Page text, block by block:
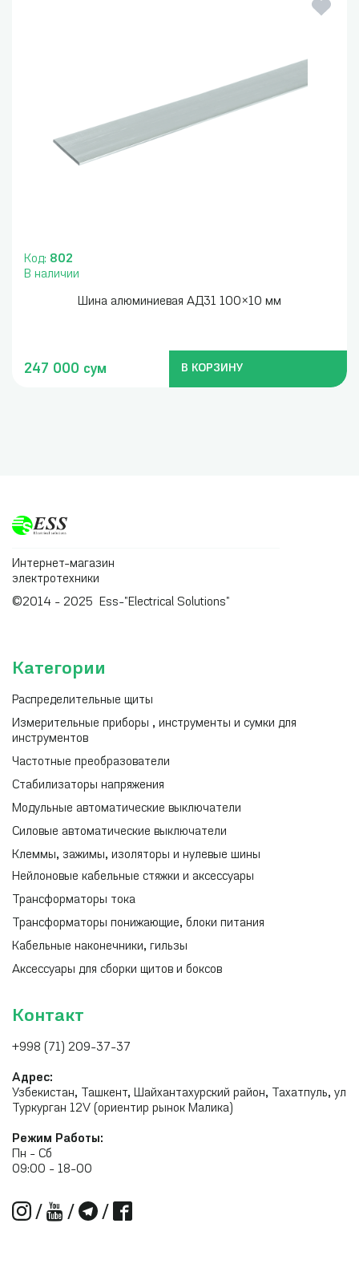
Код: 802
В наличии
Шина алюминиевая АД31 100×10 мм
247 000 сум В КОРЗИНУ
Интернет-магазин
электротехники
©2014 - 2025 Ess-"Electrical Solutions"
Категории
Распределительные щиты
Измерительные приборы , инструменты и сумки для
инструментов
Частотные преобразователи
Стабилизаторы напряжения
Модульные автоматические выключатели
Силовые автоматические выключатели
Клеммы, зажимы, изоляторы и нулевые шины
Нейлоновые кабельные стяжки и аксессуары
Трансформаторы тока
Трансформаторы понижающие, блоки питания
Кабельные наконечники, гильзы
Аксессуары для сборки щитов и боксов
Контакт
+998 (71) 209-37-37
Адрес:
Узбекистан, Ташкент, Шайхантахурский район, Тахатпуль, ул
Туркурган 12V (ориентир рынок Малика)
Режим Работы:
Пн - Сб
09:00 - 18-00
/ / /